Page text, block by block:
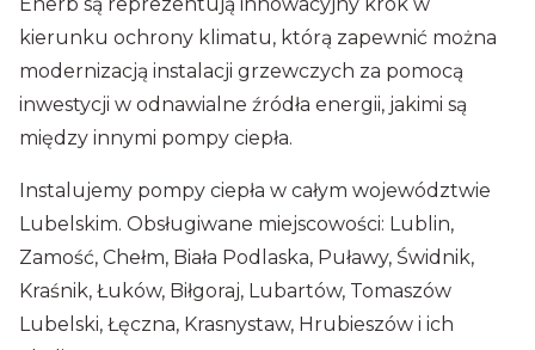
kierunku ochrony klimatu, którą zapewnić można
modernizacją instalacji grzewczych za pomocą
inwestycji w odnawialne źródła energii, jakimi są
między innymi pompy ciepła.
Instalujemy pompy ciepła w całym województwie
Lubelskim. Obsługiwane miejscowości: Lublin,
Zamość, Chełm, Biała Podlaska, Puławy, Świdnik,
Kraśnik, Łuków, Biłgoraj, Lubartów, Tomaszów
Lubelski, Łęczna, Krasnystaw, Hrubieszów i ich